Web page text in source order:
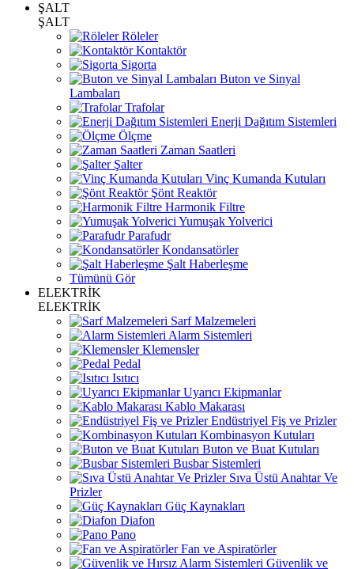
ŞALT
ŞALT
Röleler
Kontaktör
Sigorta
Buton ve Sinyal
Lambaları
Trafolar
Enerji Dağıtım Sistemleri
Ölçme
Zaman Saatleri
Şalter
Vinç Kumanda Kutuları
Şönt Reaktör
Harmonik Filtre
Yumuşak Yolverici
Parafudr
Kondansatörler
Şalt Haberleşme
Tümünü Gör
ELEKTRİK
ELEKTRİK
Sarf Malzemeleri
Alarm Sistemleri
Klemensler
Pedal
Isıtıcı
Uyarıcı Ekipmanlar
Kablo Makarası
Endüstriyel Fiş ve Prizler
Kombinasyon Kutuları
Buton ve Buat Kutuları
Busbar Sistemleri
Sıva Üstü Anahtar Ve
Prizler
Güç Kaynakları
Diafon
Pano
Fan ve Aspiratörler
Güvenlik ve